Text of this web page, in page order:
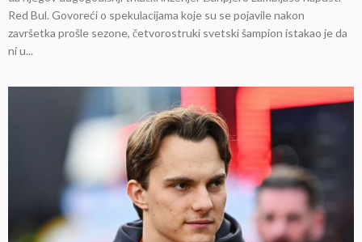
Red Bul. Govoreći o spekulacijama koje su se pojavile nakon
završetka prošle sezone, četvorostruki svetski šampion istakao je da
ni u...